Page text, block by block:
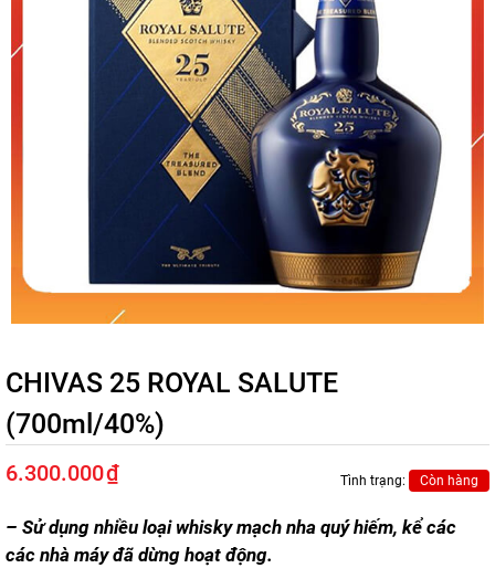
CHIVAS 25 ROYAL SALUTE
(700ml/40%)
6.300.000₫ Tình trạng: Còn hàng
– Sử dụng nhiều loại whisky mạch nha quý hiếm, kể các
các nhà máy đã dừng hoạt động.